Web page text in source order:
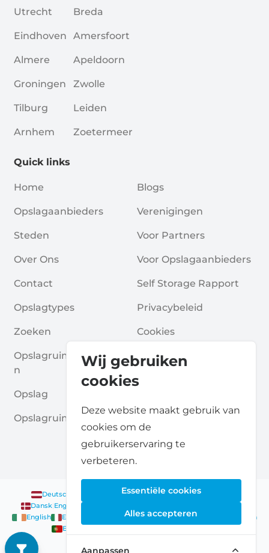
Wij gebruiken
cookies
Deze website maakt gebruik van
cookies om de
gebruikerservaring te
verbeteren.
Essentiële cookies
Alles accepteren
Aanpassen
Utrecht
Eindhoven
Almere
Groningen
Tilburg
Arnhem
Breda
Amersfoort
Apeldoorn
Zwolle
Leiden
Zoetermeer
Quick links
Home
Opslagaanbieders
Steden
Over Ons
Contact
Opslagtypes
Zoeken
Opslagruimte Aanvrage
N
Opslag
Opslagruimte Gidsen
Blogs
Verenigingen
Voor Partners
Voor Opslagaanbieders
Self Storage Rapport
Privacybeleid
Cookies
Algemene Voorwaarde
Deutsch Nederlands|Français|English
Dansk English
English
English
English Nederlands|English Norsk |English
English
English